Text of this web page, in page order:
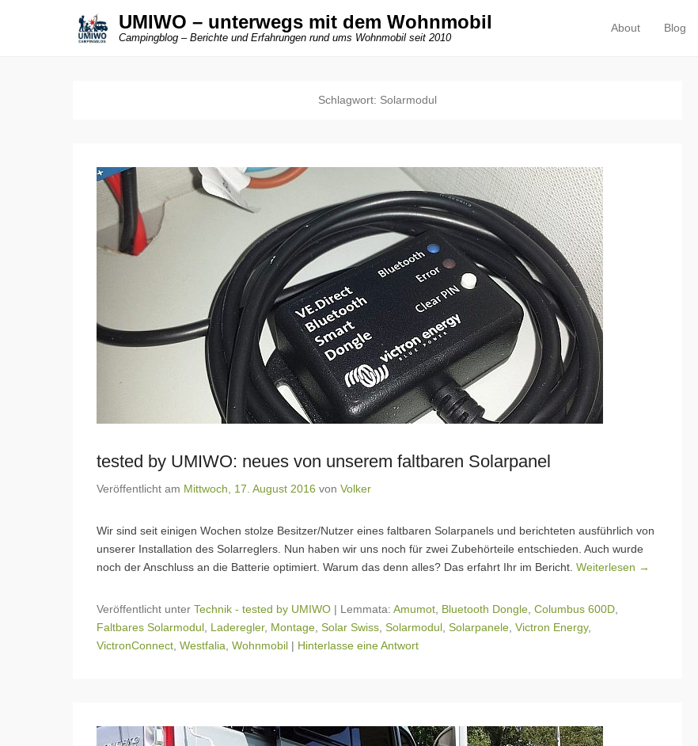
UMIWO – unterwegs mit dem Wohnmobil
Campingblog – Berichte und Erfahrungen rund ums Wohnmobil seit 2010
Primäres Menü
Zum Inhalt springen
About Blog
Schlagwort: Solarmodul
tested by UMIWO: neues von unserem faltbaren Solarpanel
Veröffentlicht am Mittwoch, 17. August 2016 von Volker
Wir sind seit einigen Wochen stolze Besitzer/Nutzer eines faltbaren Solarpanels und berichteten ausführlich von
unserer Installation des Solarreglers. Nun haben wir uns noch für zwei Zubehörteile entschieden. Auch wurde
noch der Anschluss an die Batterie optimiert. Warum das denn alles? Das erfahrt Ihr im Bericht. Weiterlesen →
Veröffentlicht unter Technik - tested by UMIWO | Lemmata: Amumot Bluetooth Dongle Columbus 600D
Faltbares Solarmodul Laderegler, Montage Solar Swiss Solarmodul Solarpanele Victron Energy,
VictronConnect Westfalia Wohnmobil | Hinterlasse eine Antwort